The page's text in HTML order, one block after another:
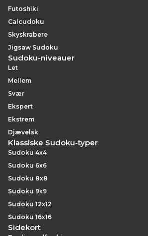
Futoshiki
Calcudoku
Skyskrabere
Jigsaw Sudoku
Sudoku-niveauer
Let
Mellem
Svær
Ekspert
Ekstrem
Djævelsk
Klassiske Sudoku-typer
Sudoku 4x4
Sudoku 6x6
Sudoku 8x8
Sudoku 9x9
Sudoku 12x12
Sudoku 16x16
Sidekort